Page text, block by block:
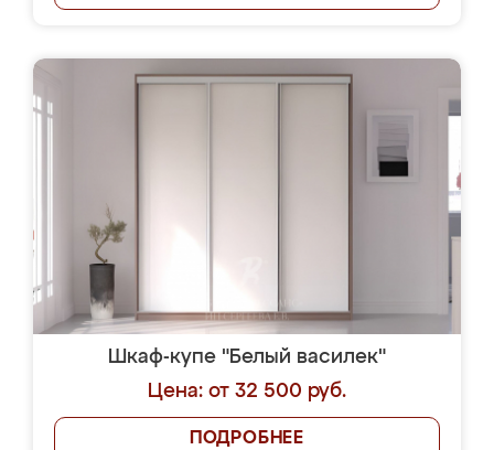
Шкаф-купе "Белый василек"
Цена: от 32 500 руб.
ПОДРОБНЕЕ